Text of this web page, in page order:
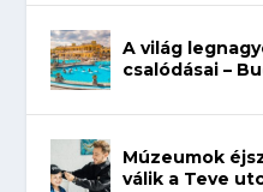
A világ
csalódásai –
Múzeumok
válik a Teve